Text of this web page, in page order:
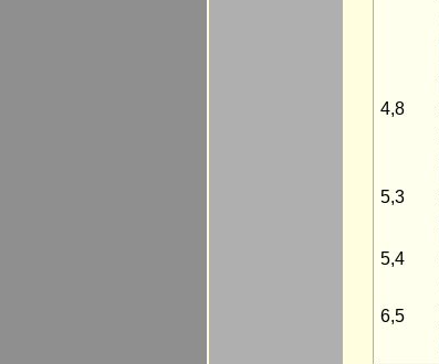
4,8
5,3
5,4
6,5